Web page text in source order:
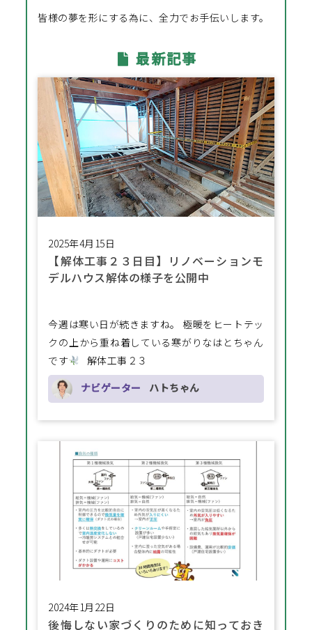
皆様の夢を形にする為に、全力でお手伝いします。
最新記事
2025年4月15日
【解体工事２３日目】リノベーションモ
デルハウス解体の様子を公開中
今週は寒い日が続きますね。 極暖をヒートテッ
クの上から重ね着している寒がりなはとちゃん
です
解体工事２３
ナビゲーター
ハトちゃん
2024年1月22日
後悔しない家づくりのために知っておき